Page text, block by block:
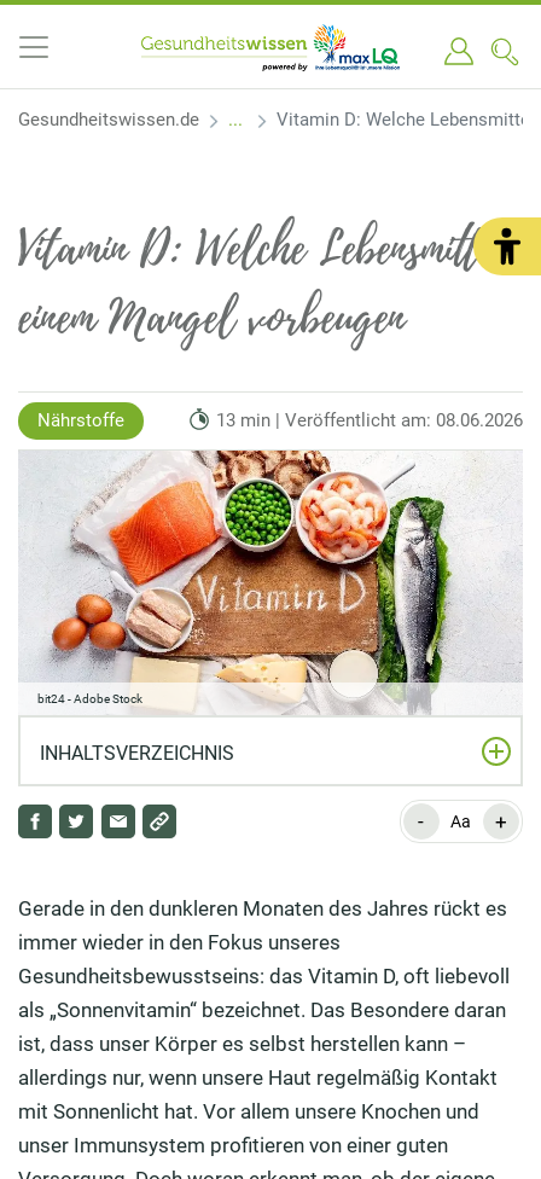
Gesundheitswissen.de Vitamin D: Welche Lebensmittel
Vitamin D: Welche Lebensmittel
einem Mangel vorbeugen
Nährstoffe 13 min | Veröffentlicht am: 08.06.2026
bit24 - Adobe Stock
INHALTSVERZEICHNIS
Was genau ist Vitamin D?
Die Vorteile einer ausgewogenen Versorgung mit
Vitamin D
Wie unser Körper Vitamin D aufnimmt und bildet
In welchen Lebensmitteln ist Vitamin D enthalten?
Wie hoch ist der Tagesbedarf an Vitamin D?
Einen Mangel erkennen: Diagnose durch den Arzt
- Aa +
Gerade in den dunkleren Monaten des Jahres rückt es
immer wieder in den Fokus unseres
Gesundheitsbewusstseins: das Vitamin D, oft liebevoll
als „Sonnenvitamin“ bezeichnet. Das Besondere daran
ist, dass unser Körper es selbst herstellen kann –
allerdings nur, wenn unsere Haut regelmäßig Kontakt
mit Sonnenlicht hat. Vor allem unsere Knochen und
unser Immunsystem profitieren von einer guten